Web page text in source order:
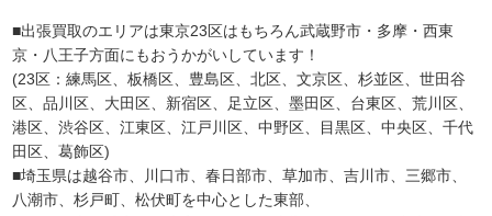
■出張買取のエリアは東京23区はもちろん武蔵野市・多摩・西東
京・八王子方面にもおうかがいしています！
(23区：練馬区、板橋区、豊島区、北区、文京区、杉並区、世田谷
区、品川区、大田区、新宿区、足立区、墨田区、台東区、荒川区、
港区、渋谷区、江東区、江戸川区、中野区、目黒区、中央区、千代
田区、葛飾区)
■埼玉県は越谷市、川口市、春日部市、草加市、吉川市、三郷市、
八潮市、杉戸町、松伏町を中心とした東部、